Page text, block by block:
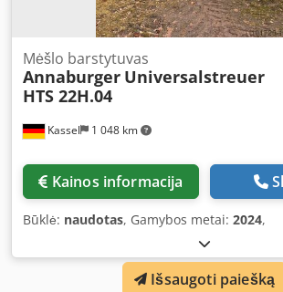
Kassel 1 048 km
Mėšlo barstytuvas
Annaburger Universalstreuer
HTS 22H.04
Kainos informacija
Būklė: naudotas, Gamybos metai: 2024,
Išsaugoti paiešką